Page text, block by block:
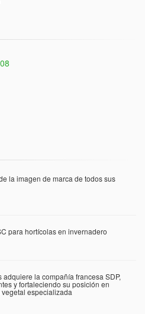
la imagen de marca de todos sus
para hortícolas en invernadero
la compañía francesa SDP,
y fortaleciendo su posición en
especializada